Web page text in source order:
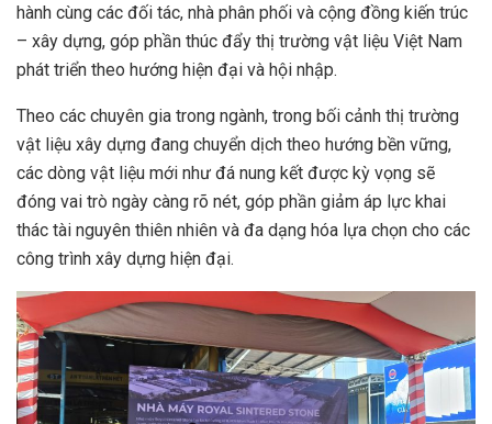
hành cùng các đối tác, nhà phân phối và cộng đồng kiến trúc
– xây dựng, góp phần thúc đẩy thị trường vật liệu Việt Nam
phát triển theo hướng hiện đại và hội nhập.
Theo các chuyên gia trong ngành, trong bối cảnh thị trường
vật liệu xây dựng đang chuyển dịch theo hướng bền vững,
các dòng vật liệu mới như đá nung kết được kỳ vọng sẽ
đóng vai trò ngày càng rõ nét, góp phần giảm áp lực khai
thác tài nguyên thiên nhiên và đa dạng hóa lựa chọn cho các
công trình xây dựng hiện đại.